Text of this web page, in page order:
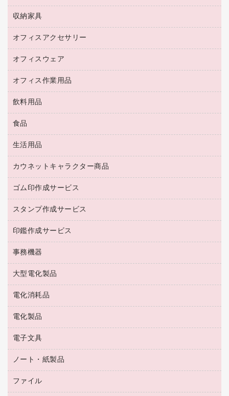
インクジェットプリンタ用紙
セキュリティ用品
スマートフォン／モバイル周辺機器
ＵＳＢハブ／ＵＳＢアクセサリー
ＯＡフィルター
ＯＡクリーナー／エアダスター
ＨＤＤ／ＳＳＤ
ディスプレイモニター
デジタルカメラ
スキャナー
コピー機
インクジェットプリンタ／複合機
オフィスチェア
デスク
カウンター
ホワイトボード・黒板
収納家具
保管庫・書庫
ロッカー・下駄箱
その他収納
オフィスアクセサリー
オフィスアクセサリー
オフィスウェア
医療・介護・ワーキングウェア
ブラウス・シャツ
アウター
オフィス作業用品
養生用品
防災用備蓄食品・飲料
台車・脚立
倉庫収納用品
作業用雑貨
梱包用品
梱包用テープ
工場用品
園芸用品
ペット用品
飲料用品
緑茶飲料
茶葉・インスタント
紅茶・バラエティ飲料
レギュラーコーヒー
ミルク・シュガー
ソフトドリンク
コーヒーメーカー・備品
インスタントコーヒー
お茶備品
食品
食品
生活用品
浴室用品
台所用洗剤
掃除用品
掃除用洗剤
洗濯用品
消臭・芳香剤
殺虫剤
飲食用消耗品
飲食雑貨用品
ハンドソープ・石鹸
トイレ用品
トイレ用洗剤
カウネットキャラクター商品
カウネットキャラクター商品
ゴム印作成サービス
ゴム印作成サービス
ゴム印（一行印）作成サービス
ゴム印（フリーサイズ印）作成サービス
スタンプ作成サービス
シヤチハタスタンプ作成サービス
カウネットスタンプ作成サービス
印鑑作成サービス
印鑑作成サービス
事務機器
大型シュレッダー（共配）
レーザーポインター
ラミネートフィルム
ラミネータ
タイムレコーダー
シュレッダ
ＯＨＰ用品
大型電化製品
冷蔵庫・キッチン・調理家電
テレビ・ＡＶ機器
電化消耗品
電球・蛍光灯
乾電池・充電池
フィルム・カメラ用品
デスクライト
アルバム
電化製品
掃除機・クリーナー
空調・季節家電
その他電化製品
キッチン・調理家電
電子文具
電卓
ラベルテープ
ノート・紙製品
封筒
ファイル